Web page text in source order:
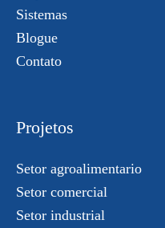
Sistemas
Blogue
Contato
Projetos
Setor agroalimentario
Setor comercial
Setor industrial